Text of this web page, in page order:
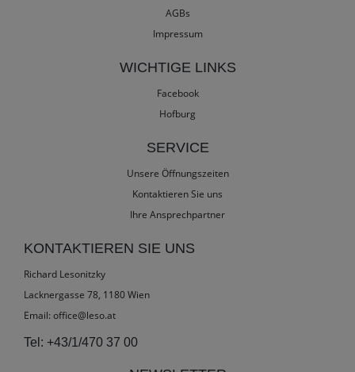
AGBs
Impressum
WICHTIGE LINKS
Facebook
Hofburg
SERVICE
Unsere Öffnungszeiten
Kontaktieren Sie uns
Ihre Ansprechpartner
KONTAKTIEREN SIE UNS
Richard Lesonitzky
Lacknergasse 78, 1180 Wien
Email: office@leso.at
Tel: +43/1/470 37 00